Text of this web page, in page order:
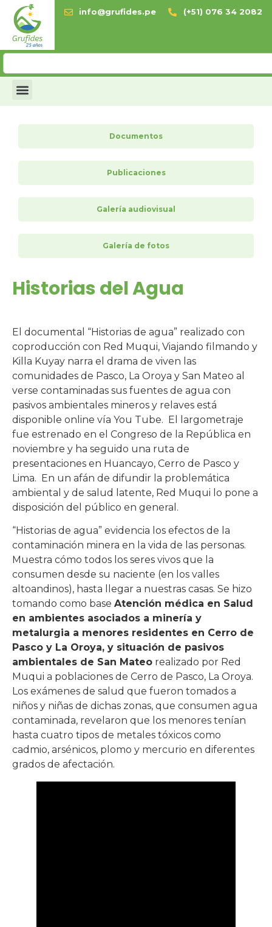
info@grufides.pe (+51) 076 34 2082
Documentos
Publicaciones
Galería audiovisual
Galería de fotos
Historias del Agua
El documental “Historias de agua” realizado con
coproducción con Red Muqui, Viajando filmando y
Killa Kuyay narra el drama de viven las
comunidades de Pasco, La Oroya y San Mateo al
verse contaminadas sus fuentes de agua con
pasivos ambientales mineros y relaves está
disponible online vía You Tube. El largometraje
fue estrenado en el Congreso de la República en
noviembre y ha seguido una ruta de
presentaciones en Huancayo, Cerro de Pasco y
Lima. En un afán de difundir la problemática
ambiental y de salud latente, Red Muqui lo pone a
disposición del público en general.
“Historias de agua” evidencia los efectos de la
contaminación minera en la vida de las personas.
Muestra cómo todos los seres vivos que la
consumen desde su naciente (en los valles
altoandinos), hasta llegar a nuestras casas. Se hizo
tomando como base Atención médica en Salud
en ambientes asociados a minería y
metalurgia a menores residentes en Cerro de
Pasco y La Oroya, y situación de pasivos
ambientales de San Mateo realizado por Red
Muqui a poblaciones de Cerro de Pasco, La Oroya.
Los exámenes de salud que fueron tomados a
niños y niñas de dichas zonas, que consumen agua
contaminada, revelaron que los menores tenían
hasta cuatro tipos de metales tóxicos como
cadmio, arsénicos, plomo y mercurio en diferentes
grados de afectación.